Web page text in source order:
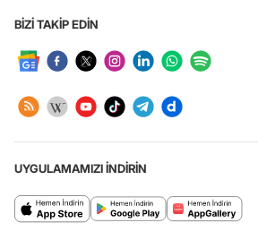
BİZİ TAKİP EDİN
UYGULAMAMIZI İNDİRİN